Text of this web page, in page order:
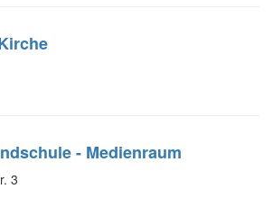
- Medienraum
3